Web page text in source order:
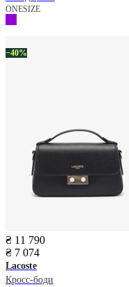
ONESIZE
−40%
₴ 11 790
₴ 7 074
Lacoste
Кросс-боди